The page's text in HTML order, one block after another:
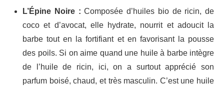
L’Épine Noire : Composée d’huiles bio de ricin, de
coco et d’avocat, elle hydrate, nourrit et adoucit la
barbe tout en la fortifiant et en favorisant la pousse
des poils. Si on aime quand une huile à barbe intègre
de l’huile de ricin, ici, on a surtout apprécié son
parfum boisé, chaud, et très masculin. C’est une huile